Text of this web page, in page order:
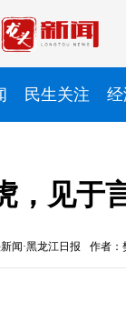
民生关注
，见于
闻·黑龙江日报 作者：